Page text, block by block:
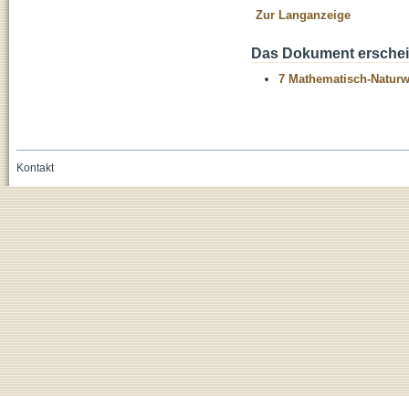
Zur Langanzeige
Das Dokument
7 Mathematisch-
Kontakt